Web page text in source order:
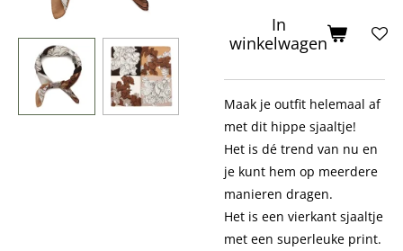
In
winkelwagen
Maak je outfit helemaal af
met dit hippe sjaaltje!
Het is dé trend van nu en
je kunt hem op meerdere
manieren dragen.
Het is een vierkant sjaaltje
met een superleuke print.